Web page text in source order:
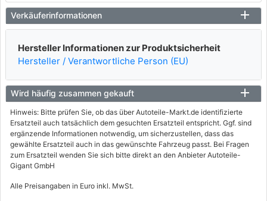
Verkäuferinformationen
Hersteller Informationen zur Produktsicherheit
Hersteller / Verantwortliche Person (EU)
Wird häufig zusammen gekauft
Hinweis: Bitte prüfen Sie, ob das über Autoteile-Markt.de identifizierte
Ersatzteil auch tatsächlich dem gesuchten Ersatzteil entspricht. Ggf. sind
ergänzende Informationen notwendig, um sicherzustellen, dass das
gewählte Ersatzteil auch in das gewünschte Fahrzeug passt. Bei Fragen
zum Ersatzteil wenden Sie sich bitte direkt an den Anbieter Autoteile-
Gigant GmbH
Alle Preisangaben in Euro inkl. MwSt.